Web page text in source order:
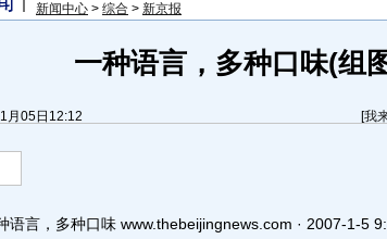
新闻中心 > 综合 > 新京报
一种语言，多种口味(组
月05日12:12 [我
言，多种口味 www.thebeijingnews.com · 2007-1-5